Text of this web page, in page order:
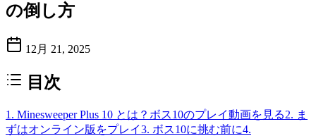
の倒し方
12月 21, 2025
目次
1. Minesweeper Plus 10 とは？ ボス10のプレイ動画を見る2. ま
ずはオンライン版をプレイ3. ボス10に挑む前に4.